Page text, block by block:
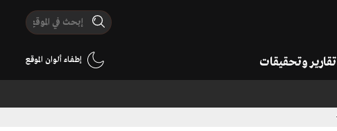
تقارير وتحقيقات إطفاء ألوان الموقع